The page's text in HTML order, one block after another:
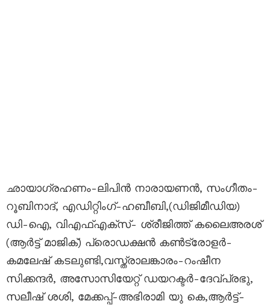
ഛായാഗ്രഹണം-ലിപിൻ നാരായണൻ, സംഗീതം-
റൂബിനാദ്, എഡിറ്റിംഗ്-ഹബീബി,(ഡിജിമീഡിയ)
ഡി-ഐ, വിഎഫ്എക്സ്- ശ്രീജിത്ത്‌ കലൈഅരശ്
(ആർട്ട് മാജിക്) പ്രൊഡക്ഷൻ കൺട്രോളർ-
കമലേഷ് കടലുണ്ടി,വസ്ത്രാലങ്കാരം-റംഷീന
സിക്കന്ദർ, അസോസിയേറ്റ് ഡയറക്ടർ-ദേവ്പ്രഭു,
സലീഷ് ശശി, മേക്കപ്പ്-അഭിരാമി യു കെ,ആർട്ട്-